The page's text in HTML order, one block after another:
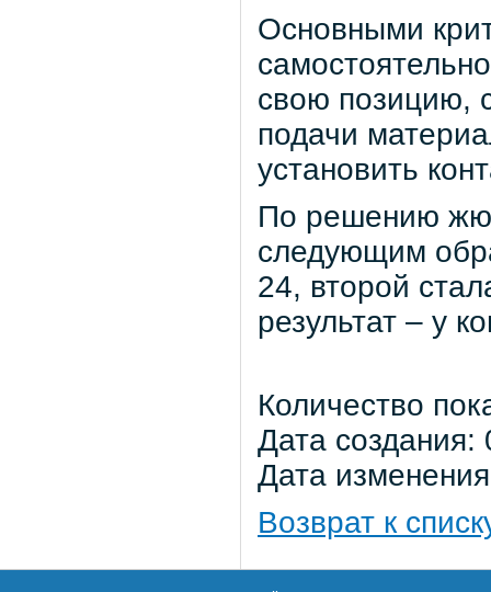
Основными
свою позицию,
подачи
установить
По решению
следующим
24, второй
результат – у
Количество
Дата
Дата
Возврат к